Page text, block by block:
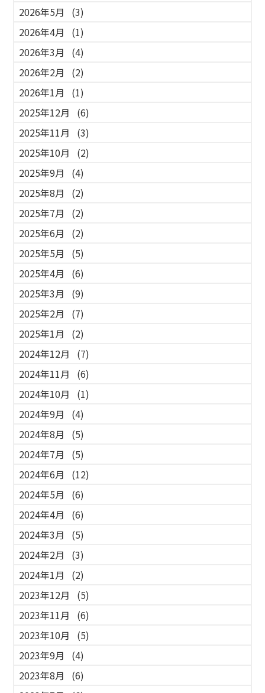
2026年5月
(3)
2026年4月
(1)
2026年3月
(4)
2026年2月
(2)
2026年1月
(1)
2025年12月
(6)
2025年11月
(3)
2025年10月
(2)
2025年9月
(4)
2025年8月
(2)
2025年7月
(2)
2025年6月
(2)
2025年5月
(5)
2025年4月
(6)
2025年3月
(9)
2025年2月
(7)
2025年1月
(2)
2024年12月
(7)
2024年11月
(6)
2024年10月
(1)
2024年9月
(4)
2024年8月
(5)
2024年7月
(5)
2024年6月
(12)
2024年5月
(6)
2024年4月
(6)
2024年3月
(5)
2024年2月
(3)
2024年1月
(2)
2023年12月
(5)
2023年11月
(6)
2023年10月
(5)
2023年9月
(4)
2023年8月
(6)